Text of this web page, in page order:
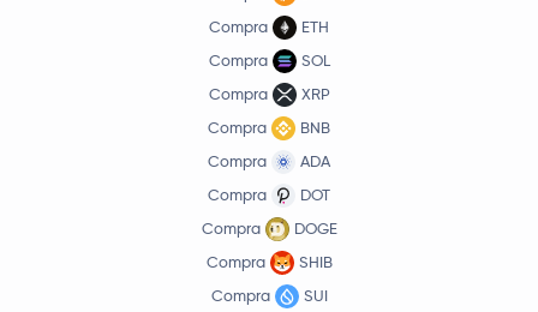
Compra
ETH
Compra
SOL
Compra
XRP
Compra
BNB
Compra
ADA
Compra
DOT
Compra
DOGE
Compra
SHIB
Compra
SUI